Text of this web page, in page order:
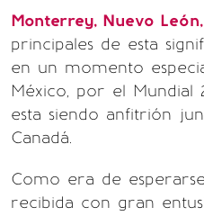
Monterrey, Nuevo León,
principales de esta
en un momento
México, por el Mundial
esta siendo anfitrión
Canadá.
Como era de
recibida con gran